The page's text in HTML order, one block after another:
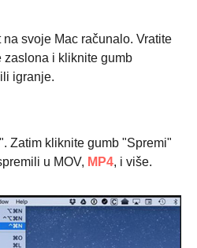
svoje Mac računalo. Vratite
zaslona i kliknite gumb
igranje.
Zatim kliknite gumb "Spremi"
u MOV, MP4, i više.